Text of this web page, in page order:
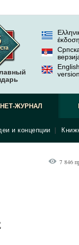
έκδοση
English
version
ЖУРНАЛ
и концепции
7 846